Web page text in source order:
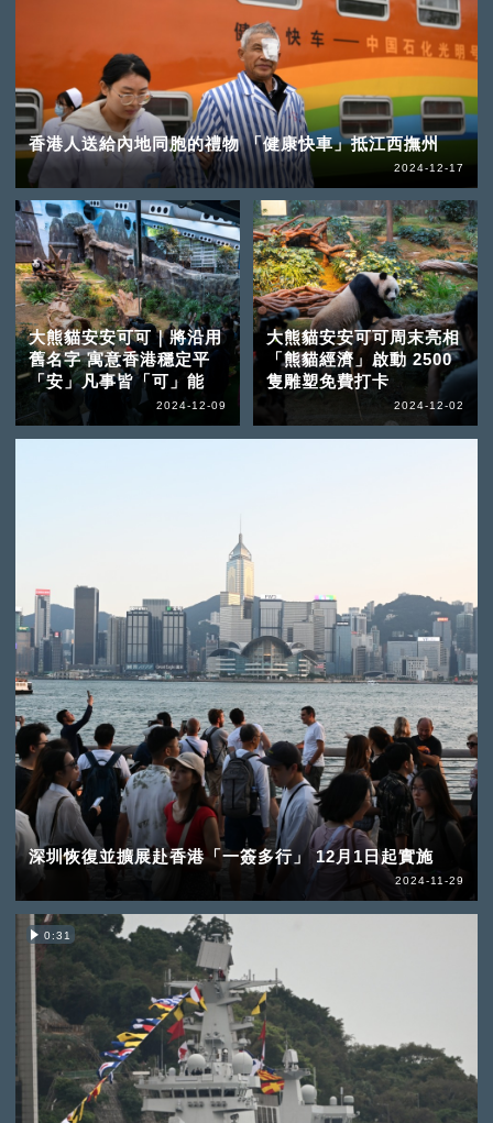
香港人送給內地同胞的禮物 「健康快車」抵江西撫州
2024-12-17
大熊貓安安可可｜將沿用
舊名字 寓意香港穩定平
「安」凡事皆「可」能
2024-12-09
大熊貓安安可可周末亮相
「熊貓經濟」啟動 2500
隻雕塑免費打卡
2024-12-02
深圳恢復並擴展赴香港「一簽多行」 12月1日起實施
2024-11-29
0:31